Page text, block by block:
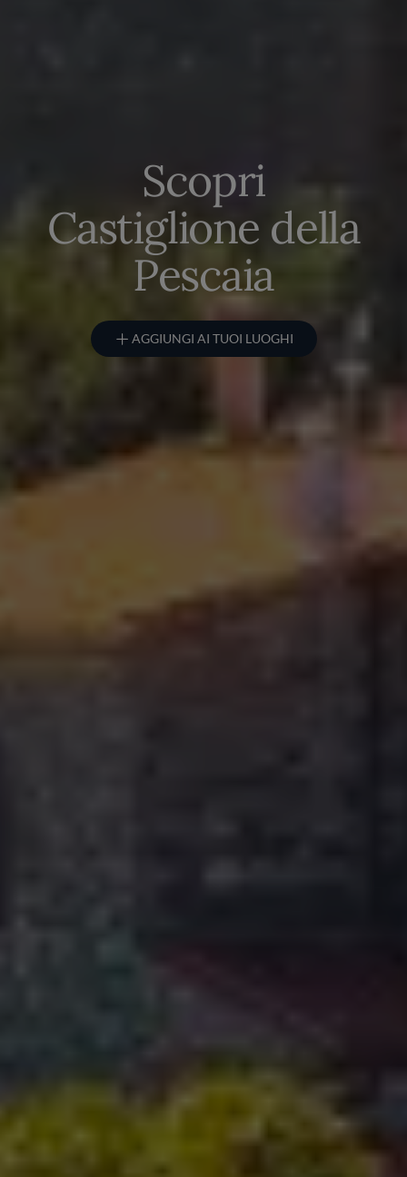
Scopri
Castiglione della
Pescaia
AGGIUNGI AI TUOI LUOGHI